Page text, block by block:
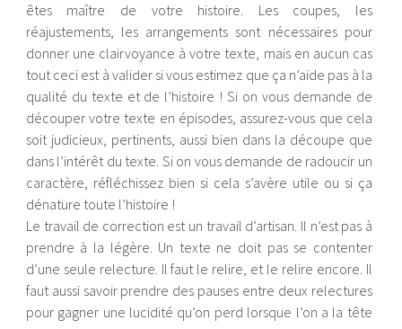
êtes maître de votre histoire. Les coupes, les
réajustements, les arrangements sont nécessaires pour
donner une clairvoyance à votre texte, mais en aucun cas
tout ceci est à valider si vous estimez que ça n’aide pas à la
qualité du texte et de l’histoire ! Si on vous demande de
découper votre texte en épisodes, assurez-vous que cela
soit judicieux, pertinents, aussi bien dans la découpe que
dans l’intérêt du texte. Si on vous demande de radoucir un
caractère, réfléchissez bien si cela s’avère utile ou si ça
dénature toute l’histoire !
Le travail de correction est un travail d’artisan. Il n’est pas à
prendre à la légère. Un texte ne doit pas se contenter
d’une seule relecture. Il faut le relire, et le relire encore. Il
faut aussi savoir prendre des pauses entre deux relectures
pour gagner une lucidité qu’on perd lorsque l’on a la tête